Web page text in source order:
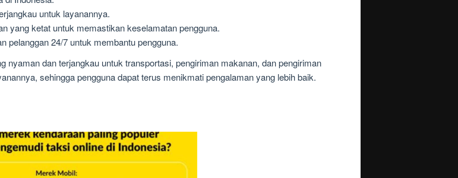
untuk layanannya.
yang ketat untuk memastikan keselamatan pengguna.
pelanggan 24/7 untuk membantu pengguna.
nyaman dan terjangkau untuk transportasi, pengiriman makanan, dan pengiriman
sehingga pengguna dapat terus menikmati pengalaman yang lebih baik.